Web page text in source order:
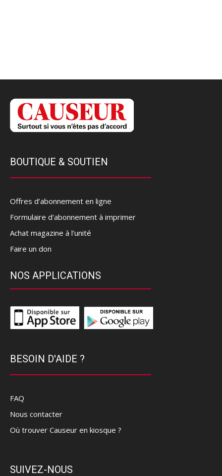
BOUTIQUE & SOUTIEN
Offres d’abonnement en ligne
Formulaire d'abonnement à imprimer
Achat magazine à l'unité
Faire un don
NOS APPLICATIONS
BESOIN D'AIDE ?
FAQ
Nous contacter
Où trouver Causeur en kiosque ?
SUIVEZ-NOUS